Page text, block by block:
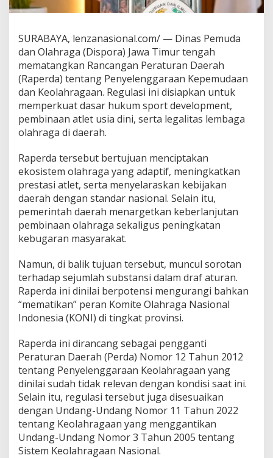
D
i
l
a
i
P
a
n
g
a
P
e
r
a
n
K
O
N
SURABAYA, lenzanasional.com/ — Dinas Pemuda
dan Olahraga (Dispora) Jawa Timur tengah
mematangkan Rancangan Peraturan Daerah
(Raperda) tentang Penyelenggaraan Kepemudaan
dan Keolahragaan. Regulasi ini disiapkan untuk
memperkuat dasar hukum sport development,
pembinaan atlet usia dini, serta legalitas lembaga
olahraga di daerah.
Raperda tersebut bertujuan menciptakan
ekosistem olahraga yang adaptif, meningkatkan
prestasi atlet, serta menyelaraskan kebijakan
daerah dengan standar nasional. Selain itu,
pemerintah daerah menargetkan keberlanjutan
pembinaan olahraga sekaligus peningkatan
kebugaran masyarakat.
Namun, di balik tujuan tersebut, muncul sorotan
terhadap sejumlah substansi dalam draf aturan.
Raperda ini dinilai berpotensi mengurangi bahkan
“mematikan” peran Komite Olahraga Nasional
Indonesia (KONI) di tingkat provinsi.
Raperda ini dirancang sebagai pengganti
Peraturan Daerah (Perda) Nomor 12 Tahun 2012
tentang Penyelenggaraan Keolahragaan yang
dinilai sudah tidak relevan dengan kondisi saat ini.
Selain itu, regulasi tersebut juga disesuaikan
dengan Undang-Undang Nomor 11 Tahun 2022
tentang Keolahragaan yang menggantikan
Undang-Undang Nomor 3 Tahun 2005 tentang
Sistem Keolahragaan Nasional.